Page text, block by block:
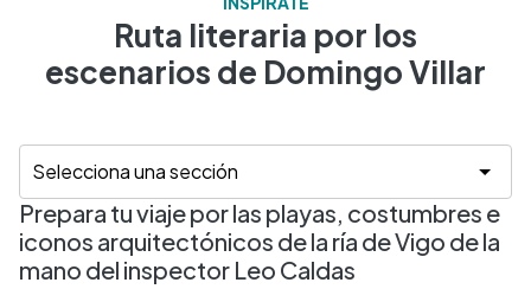
Ruta literaria por los
escenarios de Domingo Villar
Prepara tu viaje por las playas, costumbres e
iconos arquitectónicos de la ría de Vigo de la
mano del inspector Leo Caldas